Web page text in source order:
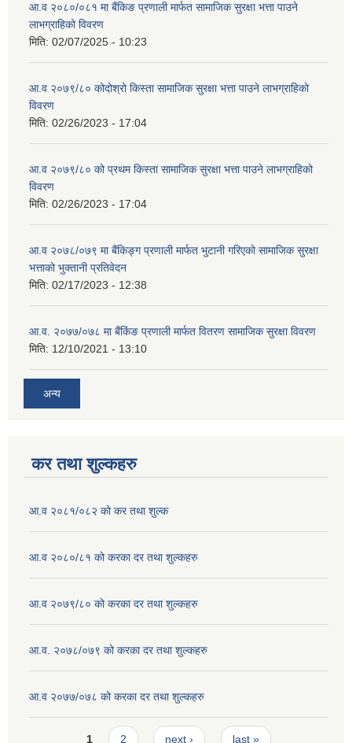
आ.व २०८०/०८१ मा बैंकिङ प्रणाली मार्फत सामाजिक सुरक्षा भत्ता पाउने
लाभग्राहिको विवरण
मिति: 02/07/2025 - 10:23
आ.व २०७९/८० कोदोश्रो किस्ता सामाजिक सुरक्षा भत्ता पाउने लाभग्राहिको
विवरण
मिति: 02/26/2023 - 17:04
आ.व २०७९/८० को प्रथम किस्ता सामाजिक सुरक्षा भत्ता पाउने लाभग्राहिको
विवरण
मिति: 02/26/2023 - 17:04
आ.व २०७८/०७९ मा बैंकिङ्ग प्रणाली मार्फत भुटानी गरिएको सामाजिक सुरक्षा
भत्ताको भुक्तानी प्रतिवेदन
मिति: 02/17/2023 - 12:38
आ.व. २०७७/०७८ मा बैंकिंङ प्रणाली मार्फत वितरण सामाजिक सुरक्षा विवरण
मिति: 12/10/2021 - 13:10
अन्य
कर तथा शुल्कहरु
आ.व २०८१/०८२ को कर तथा शुल्क
आ.व २०८०/८१ को करका दर तथा शुल्कहरु
आ.व २०७९/८० को करका दर तथा शुल्कहरु
आ.व. २०७८/०७९ को करका दर तथा शुल्कहरु
आ.व २०७७/०७८ को करका दर तथा शुल्कहरु
1 2 next › last »